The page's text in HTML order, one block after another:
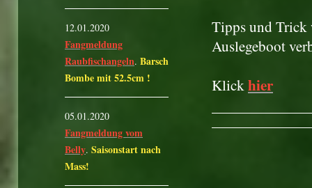
Tipps und Trick
Auslegeboot
Klickhier
12.01.2020
Fangmeldung
Raubfischangeln. Barsch
Bombe mit 52.5cm !
05.01.2020
Fangmeldung vom
Belly. Saisonstart nach
Mass!